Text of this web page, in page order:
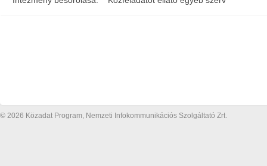
© 2026 Közadat Program, Nemzeti Infokommunikációs Szolgáltató Zrt.